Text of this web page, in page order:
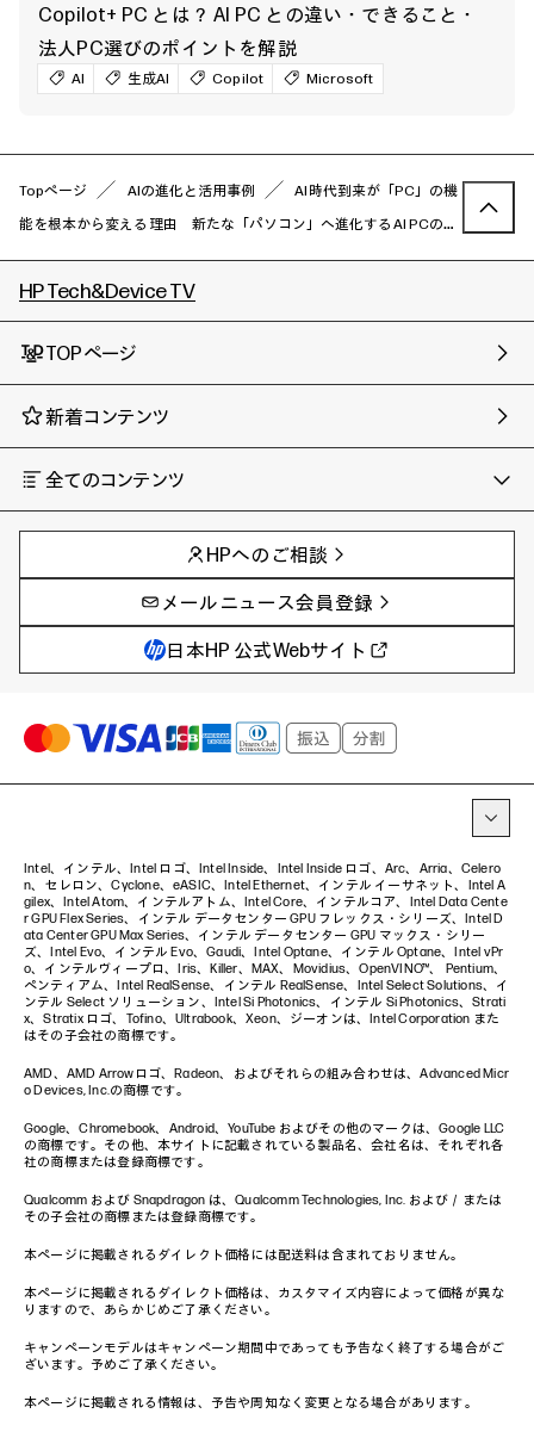
Copilot+ PC とは？ AI PC との違い・できること・
法人PC選びのポイントを解説
AI 生成AI Copilot Microsoft
Topページ AIの進化と活用事例
AI時代到来が「PC」の機
能を根本から変える理由 新たな「パソコン」へ進化するAI PCの真
の実力
HP Tech&Device TV
TOPページ
新着コンテンツ
全てのコンテンツ
AIの進化と活用事例
製品トレンド & レビュー
教育とテクノロジー
ハイブリッドワーク
プリンター
事例
イベントレポート
AIワークステーション
Poly
WXP（DEXツール）
タグ一覧
HPへのご相談
メールニュース会員登録
日本HP 公式Webサイト
Intel、インテル、Intel ロゴ、Intel Inside、Intel Inside ロゴ、Arc、Arria、Celero
n、セレロン、Cyclone、eASIC、Intel Ethernet、インテル イーサネット、Intel A
gilex、Intel Atom、インテルアトム、Intel Core、インテルコア、Intel Data Cente
r GPU Flex Series、インテル データセンター GPU フレックス・シリーズ、Intel D
ata Center GPU Max Series、インテル データセンター GPU マックス・シリー
ズ、Intel Evo、インテル Evo、Gaudi、Intel Optane、インテル Optane、Intel vPr
o、インテルヴィープロ、Iris、Killer、MAX、Movidius、OpenVINO™、 Pentium、
ペンティアム、Intel RealSense、インテル RealSense、Intel Select Solutions、イ
ンテル Select ソリューション、Intel Si Photonics、インテル Si Photonics、Strati
x、Stratix ロゴ、Tofino、Ultrabook、Xeon、ジーオンは、Intel Corporation また
はその子会社の商標です。
AMD、AMD Arrowロゴ、Radeon、およびそれらの組み合わせは、Advanced Micr
o Devices, Inc.の商標です。
Google、Chromebook、Android、YouTube およびその他のマークは、Google LLC
の商標です。その他、本サイトに記載されている製品名、会社名は、それぞれ各
社の商標または登録商標です。
Qualcomm および Snapdragon は、Qualcomm Technologies, Inc. および／または
その子会社の商標または登録商標です。
本ページに掲載されるダイレクト価格には配送料は含まれておりません。
本ページに掲載されるダイレクト価格は、カスタマイズ内容によって価格が異な
りますので、あらかじめご了承ください。
キャンペーンモデルはキャンペーン期間中であっても予告なく終了する場合がご
ざいます。予めご了承ください。
本ページに掲載される情報は、予告や周知なく変更となる場合があります。